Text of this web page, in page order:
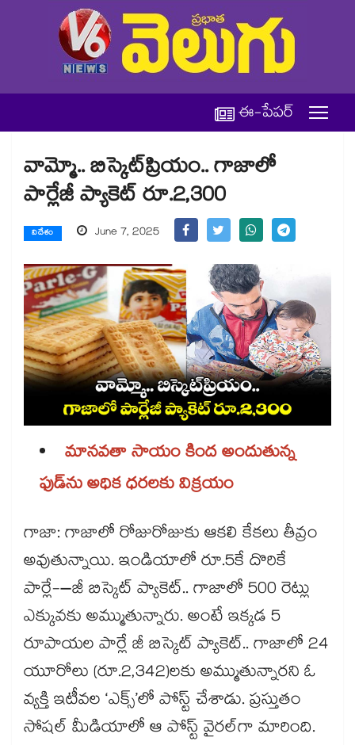
ఈ-పేపర్
వామ్మో.. బిస్కెట్​ప్రియం.. గాజాలో
పార్లేజీ ప్యాకెట్‌ రూ.2,300
విదేశం June 7, 2025
మానవతా సాయం కింద అందుతున్న
ఫుడ్‌ను అధిక ధరలకు విక్రయం
గాజా: గాజాలో రోజురోజుకు ఆకలి కేకలు తీవ్రం
అవుతున్నాయి. ఇండియాలో రూ.5కే దొరికే
పార్లే-–జీ బిస్కెట్‌ ప్యాకెట్‌.. గాజాలో 500 రెట్లు
ఎక్కువకు అమ్ముతున్నారు. అంటే ఇక్కడ 5
రూపాయల పార్లే జీ బిస్కెట్‌ ప్యాకెట్‌.. గాజాలో 24
యూరోలు (రూ.2,342)లకు అమ్ముతున్నారని ఓ
వ్యక్తి ఇటీవల ‘ఎక్స్‌’లో పోస్ట్‌ చేశాడు. ప్రస్తుతం
సోషల్‌ మీడియాలో ఆ పోస్ట్‌ వైరల్‌గా మారింది.